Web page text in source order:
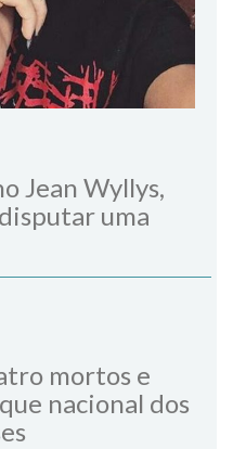
Jean Wyllys,
uma
mortos e
nacional dos